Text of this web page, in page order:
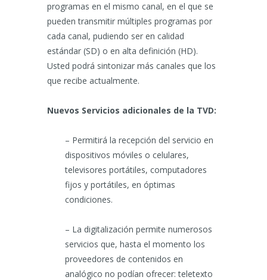
programas en el mismo canal, en el que se
pueden transmitir múltiples programas por
cada canal, pudiendo ser en calidad
estándar (SD) o en alta definición (HD).
Usted podrá sintonizar más canales que los
que recibe actualmente.
Nuevos Servicios adicionales de la TVD:
– Permitirá la recepción del servicio en
dispositivos móviles o celulares,
televisores portátiles, computadores
fijos y portátiles, en óptimas
condiciones.
– La digitalización permite numerosos
servicios que, hasta el momento los
proveedores de contenidos en
analógico no podían ofrecer: teletexto